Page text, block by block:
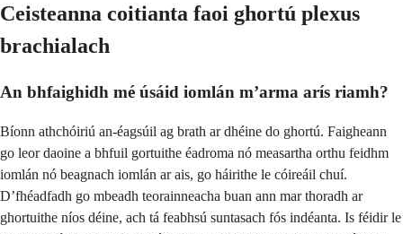
Ceisteanna coitianta faoi ghortú plexus
brachialach
An bhfaighidh mé úsáid iomlán m’arma arís riamh?
Bíonn athchóiriú an-éagsúil ag brath ar dhéine do ghortú. Faigheann
go leor daoine a bhfuil gortuithe éadroma nó measartha orthu feidhm
iomlán nó beagnach iomlán ar ais, go háirithe le cóireáil chuí.
D’fhéadfadh go mbeadh teorainneacha buan ann mar thoradh ar
ghortuithe níos déine, ach tá feabhsú suntasach fós indéanta. Is féidir le